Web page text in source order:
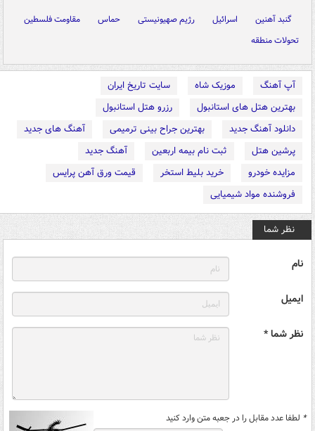
گنبد آهنین اسرائیل رژیم صهیونیستی حماس
مقاومت فلسطین
تحولات منطقه
آپ آهنگ موزیک شاه
سایت تاریخ ایران
بهترین هتل های استانبول
رزرو هتل استانبول
دانلود آهنگ جدید
بهترین جراح بینی ترمیمی
آهنگ های جدید
پرشین هتل
ثبت نام بیمه اربعین
آهنگ جدید
مزایده خودرو
خرید بلیط استخر
قیمت ورق آهن پرایس
فروشنده مواد شیمیایی
نظر شما
نام
ایمیل
نظر شما *
* لطفا عدد مقابل را در جعبه متن وارد کنید